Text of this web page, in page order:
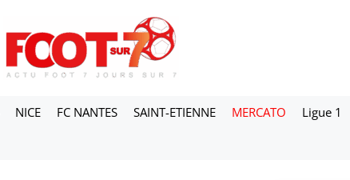
NICE FC NANTES SAINT-ETIENNE MERCATO Ligue 1